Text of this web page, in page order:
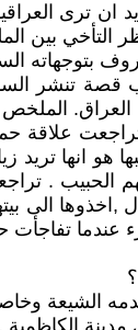
ان ترى
بين
بتوجهاته
قصة تنشر
تراجعت
هو انها
الحبيب .
الى